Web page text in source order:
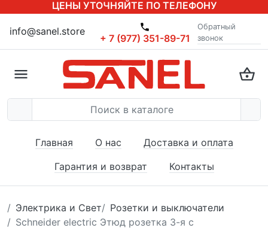
ЦЕНЫ УТОЧНЯЙТЕ ПО ТЕЛЕФОНУ
info@sanel.store
+ 7 (977) 351-89-71
Обратный
звонок
Главная О нас
Доставка и оплата
Гарантия и возврат
Контакты
Электрика и Свет
Розетки и выключатели
Schneider electric Этюд розетка 3-я с